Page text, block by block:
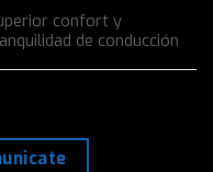
confort y
de conducción